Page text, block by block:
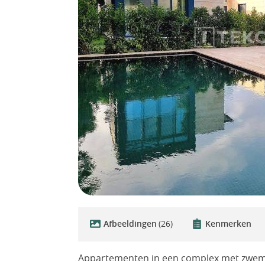
Afbeeldingen (26) Kenmerken
Appartementen in een complex met